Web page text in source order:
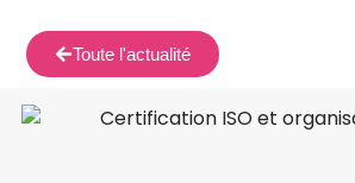
Toute l'actualité